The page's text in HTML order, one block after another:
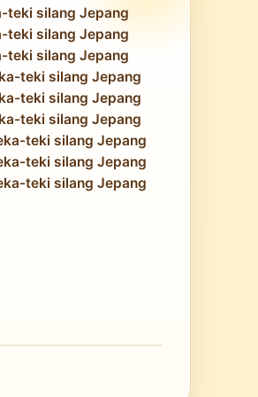
teki silang Jepang
teki silang Jepang
teki silang Jepang
teki silang Jepang
teki silang Jepang
teki silang Jepang
teki silang Jepang
teki silang Jepang
teki silang Jepang